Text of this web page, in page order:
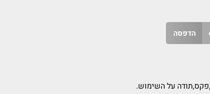
הדפסה
פקס,תודה על השימוש.